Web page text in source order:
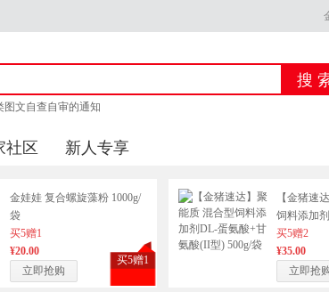
图文自查自审的通知
知 附新广告法「1 - 29禁」
社区 新人专享
金娃娃 复合螺旋藻粉 1000g/
袋
买5赠1
¥20.00
立即抢购
买5赠1
【金猪速
饲料添加
酸(II型)
买5赠2
¥35.00
立即抢